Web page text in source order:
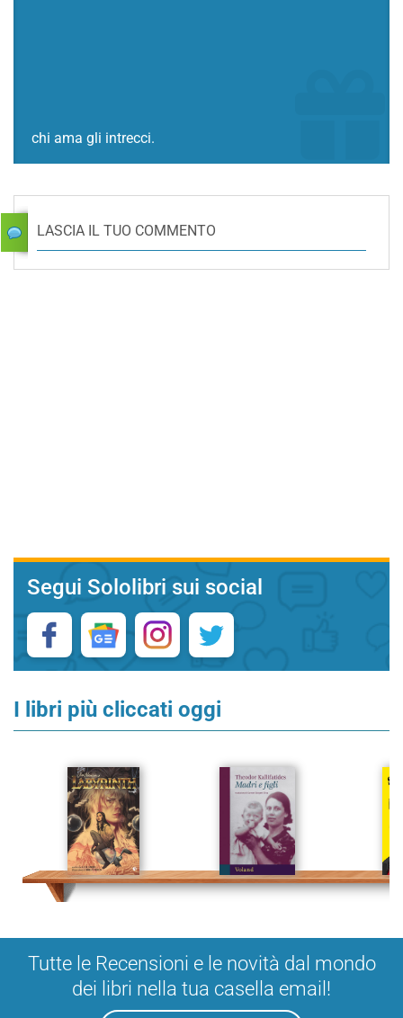
chi ama gli intrecci.
LASCIA IL TUO COMMENTO
Segui Sololibri sui social
I libri più cliccati oggi
Tutte le Recensioni e le novità dal mondo
dei libri nella tua casella email!